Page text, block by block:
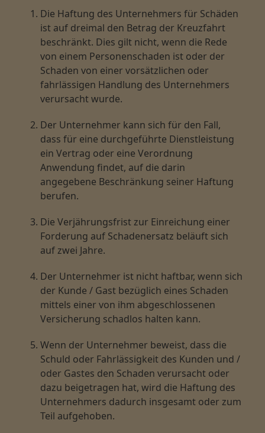
Die Haftung des Unternehmers für Schäden
ist auf dreimal den Betrag der Kreuzfahrt
beschränkt. Dies gilt nicht, wenn die Rede
von einem Personenschaden ist oder der
Schaden von einer vorsätzlichen oder
fahrlässigen Handlung des Unternehmers
verursacht wurde.
Der Unternehmer kann sich für den Fall,
dass für eine durchgeführte Dienstleistung
ein Vertrag oder eine Verordnung
Anwendung findet, auf die darin
angegebene Beschränkung seiner Haftung
berufen.
Die Verjährungsfrist zur Einreichung einer
Forderung auf Schadenersatz beläuft sich
auf zwei Jahre.
Der Unternehmer ist nicht haftbar, wenn sich
der Kunde / Gast bezüglich eines Schaden
mittels einer von ihm abgeschlossenen
Versicherung schadlos halten kann.
Wenn der Unternehmer beweist, dass die
Schuld oder Fahrlässigkeit des Kunden und /
oder Gastes den Schaden verursacht oder
dazu beigetragen hat, wird die Haftung des
Unternehmers dadurch insgesamt oder zum
Teil aufgehoben.